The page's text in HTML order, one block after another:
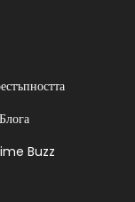
Buzz